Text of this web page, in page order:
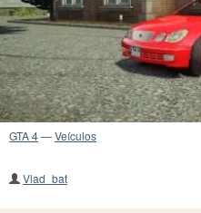
GTA 4—Veículos
Vlad_bat